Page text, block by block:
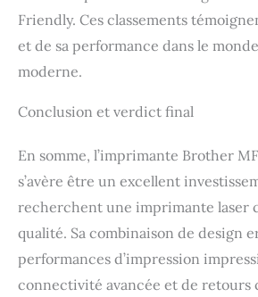
Friendly. Ces classements
et de sa performance dans le
moderne.
Conclusion et verdict final
En somme, l’imprimante Brother
s’avère être un excellent
recherchent une imprimante laser
qualité. Sa combinaison de design
performances d’impression
connectivité avancée et de retours